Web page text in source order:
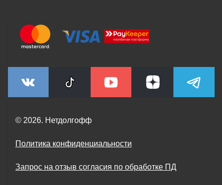
© 2026. Нетдолгофф
Политика конфиденциальности
Запрос на отзыв согласия по обработке ПД